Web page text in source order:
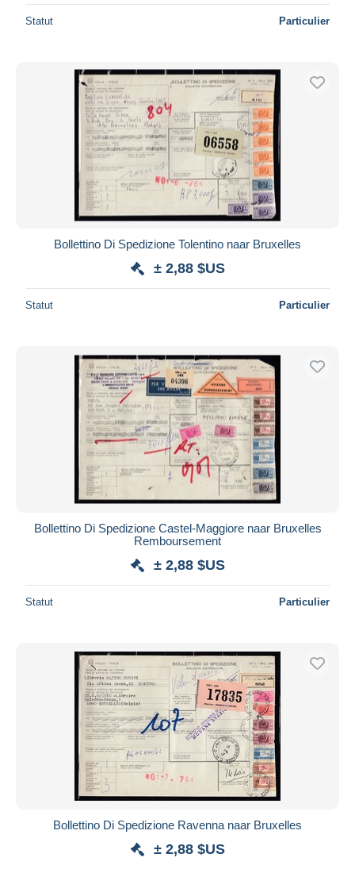
Statut Particulier
Bollettino Di Spedizione Tolentino naar Bruxelles
± 2,88 $US
Statut Particulier
Bollettino Di Spedizione Castel-Maggiore naar Bruxelles
Remboursement
± 2,88 $US
Statut Particulier
Bollettino Di Spedizione Ravenna naar Bruxelles
± 2,88 $US